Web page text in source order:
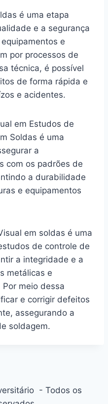
é uma etapa
e a segurança
e
por processos de
técnica, é possível
de forma rápida e
e acidentes.
em Estudos de
Soldas é uma
a
com os padrões de
a durabilidade
e equipamentos
em soldas é uma
de controle de
a integridade e a
metálicas e
meio dessa
e corrigir defeitos
assegurando a
soldagem.
- Todos os